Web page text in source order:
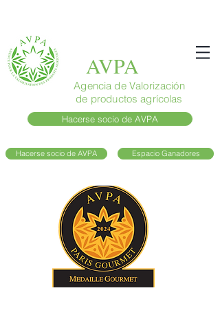
AVPA
Agencia de Valorización
de productos agrícolas
Hacerse socio de AVPA
Hacerse socio de AVPA Espacio Ganadores